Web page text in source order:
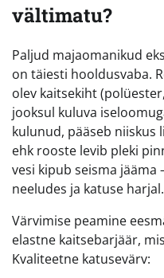
vältimatu?
Paljud majaomanikud
on täiesti hooldusvaba.
olev kaitsekiht
jooksul kuluva
kulunud, pääseb
ehk rooste levib pleki
vesi kipub seisma jääma
neeludes ja katuse harjal.
Värvimise peamine
elastne kaitsebarjäär,
Kvaliteetne katusevärv: